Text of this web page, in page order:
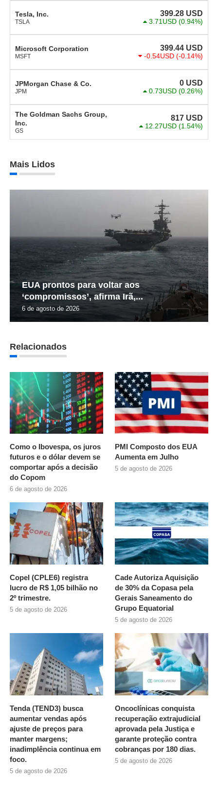
Tesla, Inc.
TSLA
399.28 USD
3.71USD (0.94%)
Microsoft Corporation
MSFT
399.44 USD
-0.54USD (-0.14%)
JPMorgan Chase & Co.
JPM
0 USD
0.73USD (0.26%)
The Goldman Sachs Group,
Inc.
GS
817 USD
12.27USD (1.54%)
Mais Lidos
EUA prontos para voltar aos
‘compromissos’, afirma Irã,...
6 de agosto de 2026
Relacionados
Como o Ibovespa, os juros
futuros e o dólar devem se
comportar após a decisão
do Copom
6 de agosto de 2026
PMI Composto dos EUA
Aumenta em Julho
5 de agosto de 2026
Copel (CPLE6) registra
lucro de R$ 1,05 bilhão no
2º trimestre.
5 de agosto de 2026
Cade Autoriza Aquisição
de 30% da Copasa pela
Gerais Saneamento do
Grupo Equatorial
5 de agosto de 2026
Tenda (TEND3) busca
aumentar vendas após
ajuste de preços para
manter margens;
inadimplência continua em
foco.
5 de agosto de 2026
Oncoclínicas conquista
recuperação extrajudicial
aprovada pela Justiça e
garante proteção contra
cobranças por 180 dias.
5 de agosto de 2026